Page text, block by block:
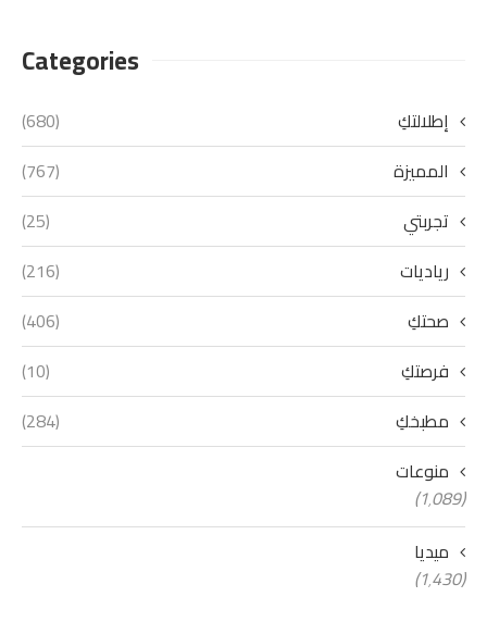
Categories
إطلالتكِ
(680)
المميزة
(767)
تجربتي
(25)
رياديات
(216)
صحتكِ
(406)
فرصتكِ
(10)
مطبخكِ
(284)
منوعات
(1٬089)
ميديا
(1٬430)